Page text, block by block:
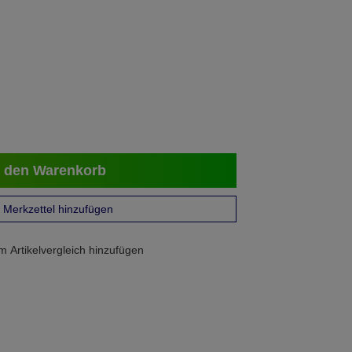
den Warenkorb
Merkzettel hinzufügen
Artikelvergleich hinzufügen